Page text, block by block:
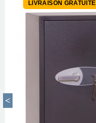
-25%
LIVRAISON GRATUITE